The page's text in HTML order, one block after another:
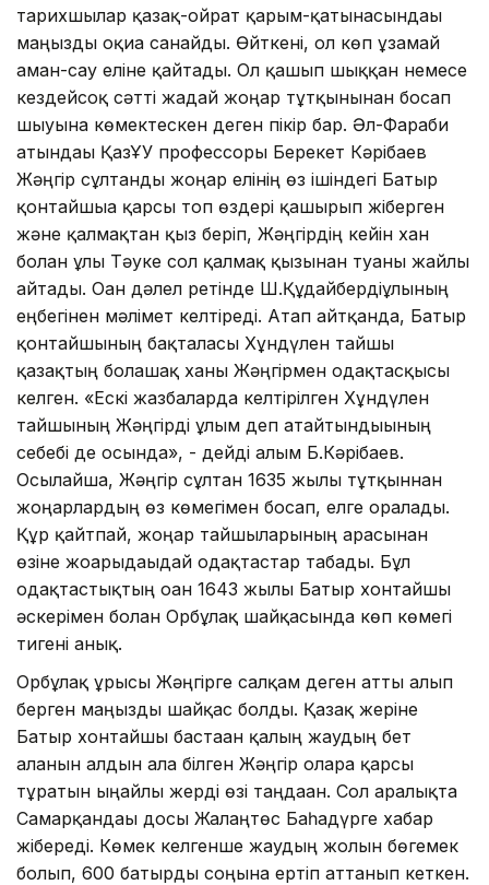
тарихшылар қазақ-ойрат қарым-қатынасындағы
маңызды оқиға санайды. Өйткені, ол көп ұзамай
аман-сау еліне қайтады. Ол қашып шыққан немесе
кездейсоқ сәтті жағдай жоңғар тұтқынынан босап
шығуына көмектескен деген пікір бар. Әл-Фараби
атындағы ҚазҰУ профессоры Берекет Кәрібаев
Жәңгір сұлтанды жоңғар елінің өз ішіндегі Батыр
қонтайшыға қарсы топ өздері қашырып жіберген
және қалмақтан қыз беріп, Жәңгірдің кейін хан
болған ұлы Тәуке сол қалмақ қызынан туғаны жайлы
айтады. Оған дәлел ретінде Ш.Құдайбердіұлының
еңбегінен мәлімет келтіреді. Атап айтқанда, Батыр
қонтайшының бақталасы Хұндүлен тайшы
қазақтың болашақ ханы Жәңгірмен одақтасқысы
келген. «Ескі жазбаларда келтірілген Хұндүлен
тайшының Жәңгірді ұлым деп атайтындығының
себебі де осында», - дейді ғалым Б.Кәрібаев.
Осылайша, Жәңгір сұлтан 1635 жылы тұтқыннан
жоңғарлардың өз көмегімен босап, елге оралады.
Құр қайтпай, жоңғар тайшыларының арасынан
өзіне жоғарыдағыдай одақтастар табады. Бұл
одақтастықтың оған 1643 жылғы Батыр хонтайшы
әскерімен болған Орбұлақ шайқасында көп көмегі
тигені анық.
Орбұлақ ұрысы Жәңгірге салқам деген атты алып
берген маңызды шайқас болды. Қазақ жеріне
Батыр хонтайшы бастаған қалың жаудың бет
алғанын алдын ала білген Жәңгір оларға қарсы
тұратын ыңғайлы жерді өзі таңдаған. Сол аралықта
Самарқандағы досы Жалаңтөс Баһадүрге хабар
жібереді. Көмек келгенше жаудың жолын бөгемек
болып, 600 батырды соңына ертіп аттанып кеткен.